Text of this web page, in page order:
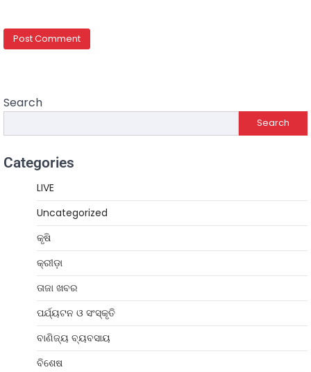
Search
Search
Categories
LIVE
Uncategorized
କୃଷି
କ୍ରୀଡ଼ା
ତାଜା ଖବର
ପର୍ଯ୍ୟଟନ ଓ ସଂସ୍କୃତି
ବାଣିଜ୍ୟ ବ୍ୟବସାୟ
ବିଶେଷ